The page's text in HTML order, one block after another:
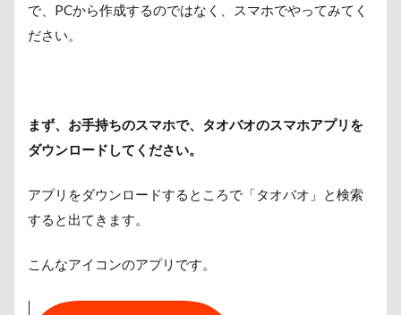
で、PCから作成するのではなく、スマホでやってみてく
ださい。
まず、お手持ちのスマホで、タオバオのスマホアプリを
ダウンロードしてください。
アプリをダウンロードするところで「タオバオ」と検索
すると出てきます。
こんなアイコンのアプリです。